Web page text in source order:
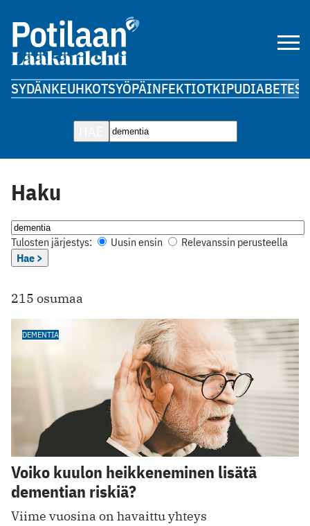
SYDÄNKEUHKOTSYÖPÄINFEKTIOTKIPUDIABETES
Haku
Tulosten järjestys: Uusin ensin
Relevanssin perusteella
Hae >
215 osumaa
DEMENTIA
Voiko kuulon heikkeneminen lisätä
dementian riskiä?
Viime vuosina on havaittu yhteys